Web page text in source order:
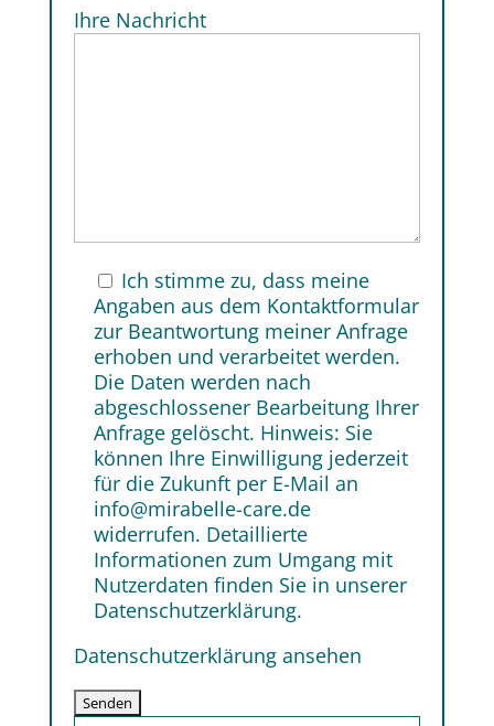
Ihre Nachricht
Ich stimme zu, dass meine
Angaben aus dem Kontaktformular
zur Beantwortung meiner Anfrage
erhoben und verarbeitet werden.
Die Daten werden nach
abgeschlossener Bearbeitung Ihrer
Anfrage gelöscht. Hinweis: Sie
können Ihre Einwilligung jederzeit
für die Zukunft per E-Mail an
info@mirabelle-care.de
widerrufen. Detaillierte
Informationen zum Umgang mit
Nutzerdaten finden Sie in unserer
Datenschutzerklärung.
Datenschutzerklärung ansehen